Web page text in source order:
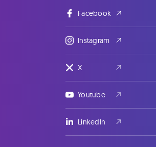
Facebook
Instagram
X
Youtube
LinkedIn